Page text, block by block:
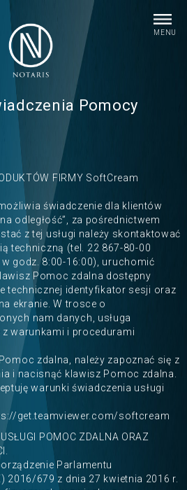
MENU
Pomocy
FIRMY SoftCream
świadczenie dla klientów
odległość”, za pośrednictwem
z tej usługi należy skontaktować
techniczną (tel. 22 867-80-00
godz. 8:00-16:00), uruchomić
Pomoc zdalna dostępny
technicznej identyfikator sesji oraz
ekranie. W trosce o
nam danych, usługa
warunkami i procedurami
zdalna, należy zapoznać się z
i nacisnąć klawisz Pomoc zdalna.
warunki świadczenia usługi
get.teamviewer.com/softcream
POMOC ZDALNA ORAZ
Parlamentu
2016/679 z dnia 27 kwietnia 2016 r.